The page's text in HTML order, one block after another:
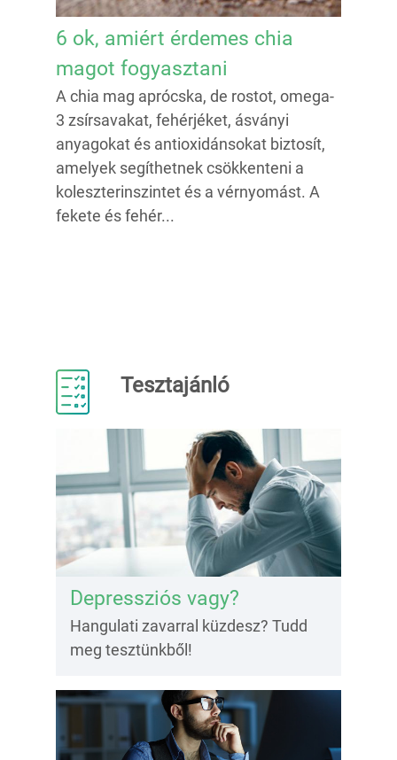
6 ok, amiért érdemes chia
magot fogyasztani
A chia mag aprócska, de rostot, omega-
3 zsírsavakat, fehérjéket, ásványi
anyagokat és antioxidánsokat biztosít,
amelyek segíthetnek csökkenteni a
koleszterinszintet és a vérnyomást. A
fekete és fehér...
Tesztajánló
Depressziós vagy?
Hangulati zavarral küzdesz? Tudd
meg tesztünkből!